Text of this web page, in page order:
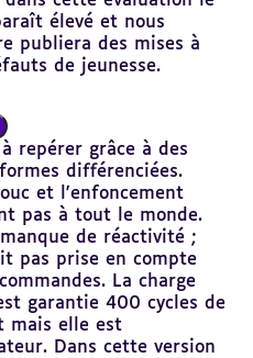
élevé et nous
publiera des mises à
de jeunesse.
repérer grâce à des
différenciées.
et l'enfoncement
pas à tout le monde.
de réactivité ;
pas prise en compte
La charge
garantie 400 cycles de
mais elle est
Dans cette version